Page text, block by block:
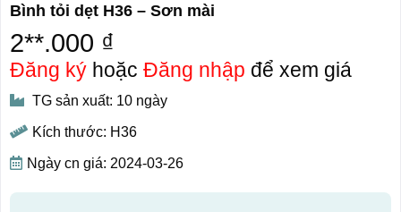
Bình tỏi dẹt H36 – Sơn mài
2**.000 ₫
Đăng kýhoặc Đăng nhập để xem giá
TG sản xuất: 10 ngày
Kích thước: H36
Ngày cn giá: 2024-03-26